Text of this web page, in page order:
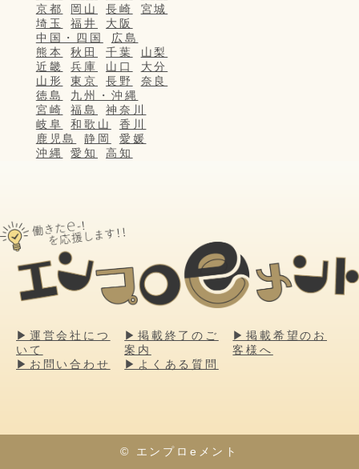
京都
岡山 長崎
宮城
埼玉
福井
大阪
中国・四国
広島
熊本
秋田 千葉
山梨
近畿
兵庫 山口
大分
山形
東京 長野
奈良
徳島
九州・沖縄
宮崎
福島
神奈川
岐阜
和歌山
香川
鹿児島
静岡
愛媛
沖縄
愛知 高知
▶運営会社につ
いて
▶掲載終了のご
案内
▶掲載希望のお
客様へ
▶お問い合わせ
▶よくある質問
© エンプロeメント